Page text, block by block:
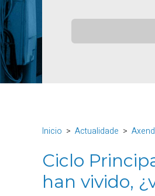
Inicio Actualidade
Ciclo
han vivido,